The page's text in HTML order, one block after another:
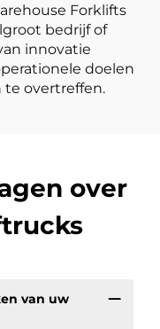
Forklifts
bedrijf of
innovatie
doelen
te overtreffen.
over
van uw